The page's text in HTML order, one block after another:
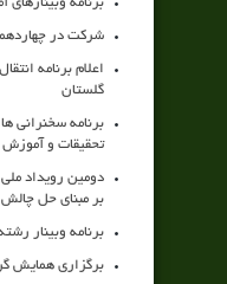
شرکت در
اعلام برنامه
گلستان
تحقیقات و آموزش
دومین رویداد
بر مبنای حل
برنامه وبینار
برگزاری همایش